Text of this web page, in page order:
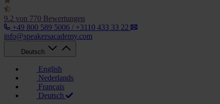
9.2 von 770 Bewertungen
+49 800 589 5006 / +3110 433 33 22
info@speakersacademy.com
Deutsch
English
Nederlands
Français
Deutsch